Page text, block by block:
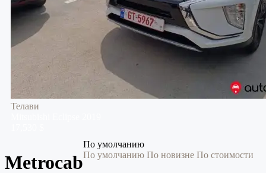
Телави
Metrocab
По умолчанию
По умолчанию По новизне По стоимости